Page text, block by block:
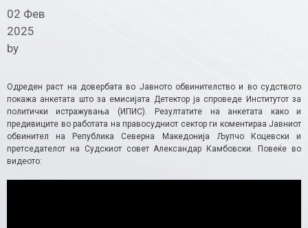
02 Фев
2025
by
Одреден раст на довербата во Јавното обвинителство и во судството
покажа анкетата што за емисијата Детектор ја спроведе Институтот за
политички истражувања (ИПИС). Резултатите на анкетата како и
предивиците во работата на правосудниот сектор ги коментираа Јавниот
обвинител на Република Северна Македонија Љупчо Коцевски и
претседателот на Судскиот совет Александар Камбовски. Повеќе во
видеото: